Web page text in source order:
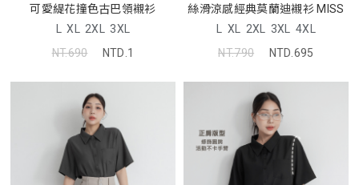
可愛緹花撞色古巴領襯衫
L XL 2XL 3XL
NT.690
NTD.1
絲滑涼感經典莫蘭迪襯衫 MISS
L XL 2XL 3XL 4XL
NT.790
NTD.695